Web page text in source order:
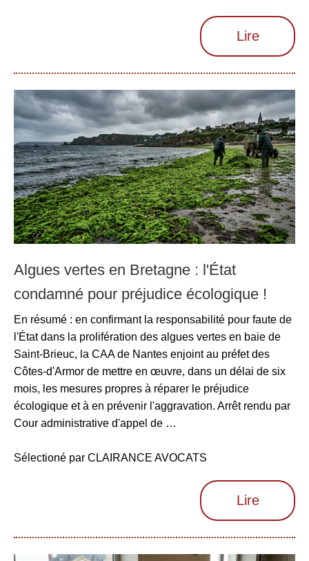
Lire
Algues vertes en Bretagne : l'État
condamné pour préjudice écologique !
En résumé : en confirmant la responsabilité pour faute de
l'État dans la prolifération des algues vertes en baie de
Saint-Brieuc, la CAA de Nantes enjoint au préfet des
Côtes-d'Armor de mettre en œuvre, dans un délai de six
mois, les mesures propres à réparer le préjudice
écologique et à en prévenir l'aggravation. Arrêt rendu par
Cour administrative d'appel de …
Sélectioné par CLAIRANCE AVOCATS
Lire